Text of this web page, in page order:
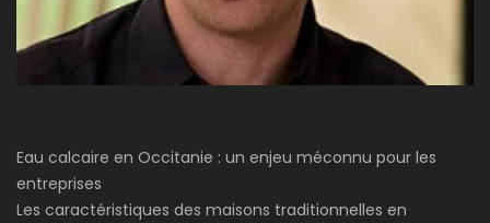
Eau calcaire en Occitanie : un enjeu méconnu pour les
entreprises
Les caractéristiques des maisons traditionnelles en